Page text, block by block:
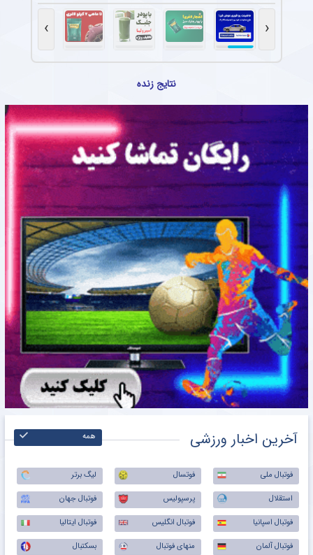
‹
›
نتایج زنده
آخرین اخبار ورزشی همه
فوتبال ملی فوتسال
لیگ برتر
استقلال
پرسپولیس
فوتبال جهان
فوتبال اسپانیا
فوتبال انگلیس
فوتبال ایتالیا
فوتبال آلمان
منهای فوتبال
بسکتبال